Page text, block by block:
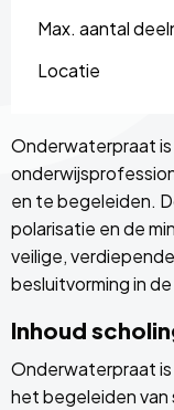
Max. aantal
Locatie
Onderwaterpraat
en te begeleiden.
polarisatie en de
veilige,
besluitvorming in
Inhoud
Onderwaterpraat
het begeleiden van